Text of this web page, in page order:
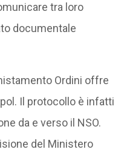
tra loro
documentale
Ordini offre
Il protocollo è infatti
da e verso il NSO.
del Ministero